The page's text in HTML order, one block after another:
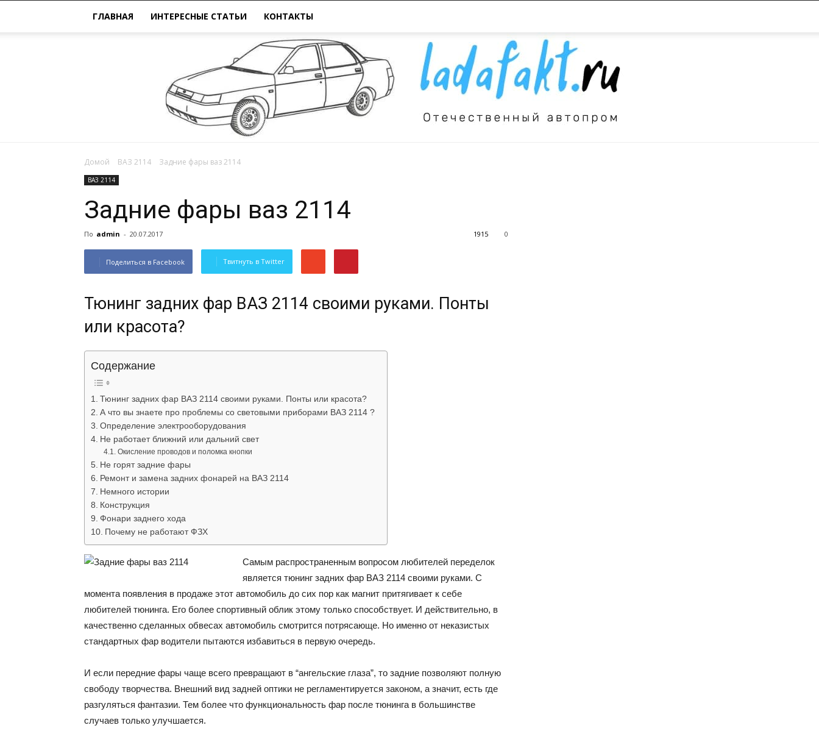
ГЛАВНАЯ ИНТЕРЕСНЫЕ СТАТЬИ КОНТАКТЫ
ВАЗ
Домой ВАЗ 2114 Задние фары ваз 2114
ВАЗ 2114
Задние фары ваз 2114
По admin - 20.07.2017 0
1915
Поделиться в Facebook Твитнуть в Twitter
Тюнинг задних фар ВАЗ 2114 своими руками. Понты
или красота?
Содержание
Тюнинг задних фар ВАЗ 2114 своими руками. Понты или красота?
А что вы знаете про проблемы со световыми приборами ВАЗ 2114 ?
Определение электрооборудования
Не работает ближний или дальний свет
Окисление проводов и поломка кнопки
Не горят задние фары
Ремонт и замена задних фонарей на ВАЗ 2114
Немного истории
Конструкция
Фонари заднего хода
Почему не работают ФЗХ
Самым распространенным вопросом любителей переделок
является тюнинг задних фар ВАЗ 2114 своими руками. С
момента появления в продаже этот автомобиль до сих пор как магнит притягивает к себе
любителей тюнинга. Его более спортивный облик этому только способствует. И действительно, в
качественно сделанных обвесах автомобиль смотрится потрясающе. Но именно от неказистых
стандартных фар водители пытаются избавиться в первую очередь.
И если передние фары чаще всего превращают в “ангельские глаза”, то задние позволяют полную
свободу творчества. Внешний вид задней оптики не регламентируется законом, а значит, есть где
разгуляться фантазии. Тем более что функциональность фар после тюнинга в большинстве
случаев только улучшается.